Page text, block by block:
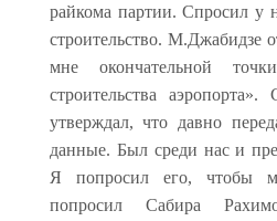
райкома партии. Спросил у
строительство. М.Джабидзе
мне окончательной
строительства
утверждал, что давно
данные. Был среди нас и
Я попросил его, чтобы
попросил Сабира